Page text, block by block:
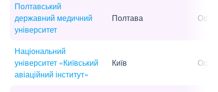
Полтавський
державний медичний
університет
Полтава
Національний
університет «Київський
авіаційний інститут»
Київ